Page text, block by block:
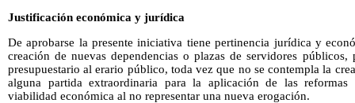
Justificación económica y jurídica
De aprobarse la presente iniciativa tiene pertinencia jurídica y
creación de nuevas dependencias o plazas de servidores
presupuestario al erario público, toda vez que no se contempla la
alguna partida extraordinaria para la aplicación de las
viabilidad económica al no representar una nueva erogación.